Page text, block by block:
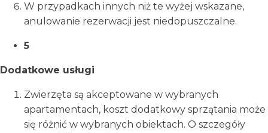
W przypadkach innych niż te wyżej wskazane,
anulowanie rezerwacji jest niedopuszczalne.
5
Dodatkowe usługi
Zwierzęta są akceptowane w wybranych
apartamentach, koszt dodatkowy sprzątania może
się różnić w wybranych obiektach. O szczegóły